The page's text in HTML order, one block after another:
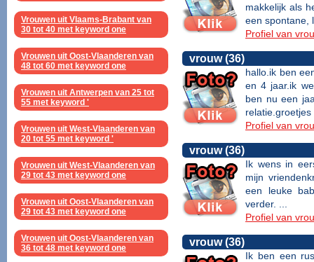
Vrouwen uit Vlaams-Brabant van
30 tot 40 met keyword one
Vrouwen uit Oost-Vlaanderen van
48 tot 60 met keyword one
Vrouwen uit Antwerpen van 25 tot
55 met keyword '
Vrouwen uit West-Vlaanderen van
20 tot 55 met keyword '
Vrouwen uit West-Vlaanderen van
29 tot 43 met keyword one
Vrouwen uit Oost-Vlaanderen van
29 tot 43 met keyword one
Vrouwen uit Oost-Vlaanderen van
36 tot 48 met keyword one
makkelijk als
een spontane,
Profiel van
vrouw (36)
hallo.ik ben
en 4 jaar.ik
ben nu een
relatie.groetjes
Profiel van
vrouw (36)
Ik wens in
mijn
een leuke
verder. ...
Profiel van
vrouw (36)
Ik ben een